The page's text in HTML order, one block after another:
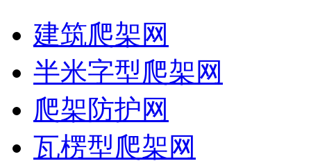
建筑爬架网
半米字型爬架网
爬架防护网
瓦楞型爬架网